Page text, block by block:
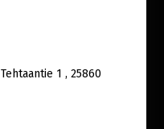
Tehtaantie 1 , 25860